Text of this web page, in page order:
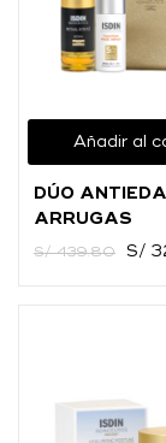
Añadir al
DÚO
ARRUGAS
S/439.80 S/